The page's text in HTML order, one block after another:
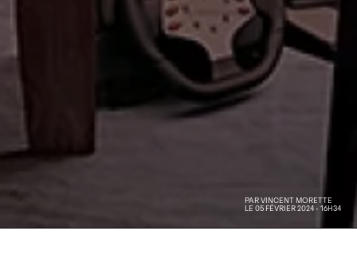
PARVINCENT MORETTE
LE 05 FÉVRIER 2024 - 16H34